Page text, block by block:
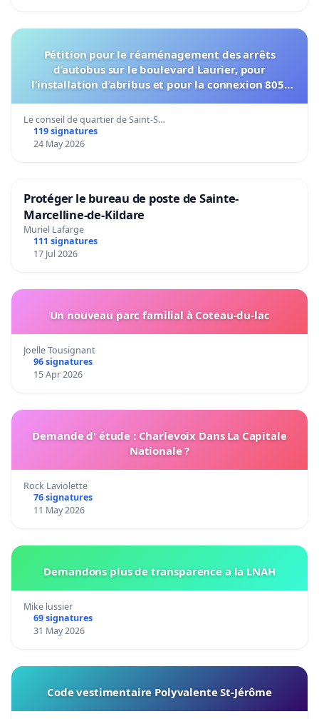
Pétition pour le réaménagement des arrêts
d’autobus sur le boulevard Laurier, pour
l’installation d’abribus et pour la connexion 805-
Le conseil de quartier de Saint-S…
119 signatures
24 May 2026
Protéger le bureau de poste de Sainte-
Marcelline-de-Kildare
Muriel Lafarge
111 signatures
17 Jul 2026
Un nouveau parc familial à Coteau-du-lac
Joelle Tousignant
96 signatures
15 Apr 2026
Demande d' étude : Charlevoix Dans La Capitale
Nationale ?
Rock Laviolette
76 signatures
11 May 2026
Demandons plus de transparence a la LNAH
Mike lussier
69 signatures
31 May 2026
Code vestimentaire Polyvalente St-Jérôme